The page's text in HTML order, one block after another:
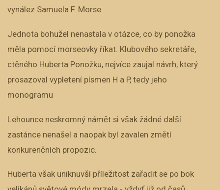
vynález Samuela F. Morse.
Jednota bohužel nenastala v otázce, co by ponožka
měla pomocí morseovky říkat. Klubového sekretáře,
ctěného Huberta Ponožku, nejvíce zaujal návrh, který
prosazoval vypletení písmen H a P, tedy jeho
monogramu
Lehounce neskromný námět si však žádné další
zastánce nenašel a naopak byl zavalen změtí
konkurenčních propozic.
Huberta však uniknuvší příležitost zařadit se po bok